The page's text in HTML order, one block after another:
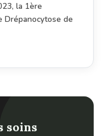
la 1ère
Drépanocytose de
soins